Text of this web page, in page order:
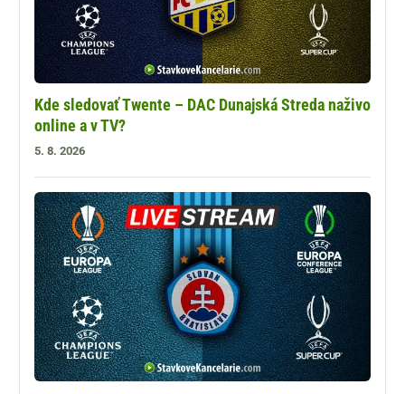
Kde sledovať Twente – DAC Dunajská Streda naživo
online a v TV?
5. 8. 2026